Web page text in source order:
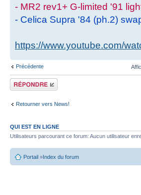
- MR2 rev1+ G-limited '91
- Celica Supra '84 (ph.2)
https://www.youtube.com/
Précédente
Écrire un
commentaire
Retourner vers News!
QUI EST EN LIGNE
Utilisateurs parcourant ce forum: Aucun utilisateur
Portail »Index du forum